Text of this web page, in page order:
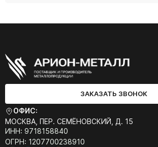
ЗАКАЗАТЬ ЗВОНОК
ОФИС:
МОСКВА, ПЕР. СЕМЁНОВСКИЙ, Д. 15
ИНН: 9718158840
ОГРН: 1207700238910